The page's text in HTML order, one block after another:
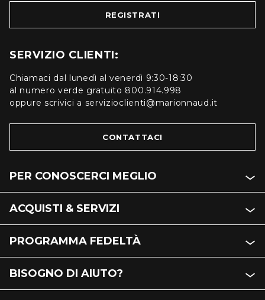
REGISTRATI
SERVIZIO CLIENTI:
Chiamaci dal lunedì al venerdì 9:30-18:30
al numero verde gratuito 800.914.998
oppure scrivici a servizioclienti@marionnaud.it
CONTATTACI
PER CONOSCERCI MEGLIO
ACQUISTI & SERVIZI
PROGRAMMA FEDELTÀ
BISOGNO DI AIUTO?